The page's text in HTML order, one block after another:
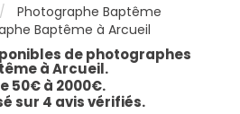
Photographe Baptême
Baptême à Arcueil
de photographes
à Arcueil.
50€ à 2000€.
sur 4 avis vérifiés.